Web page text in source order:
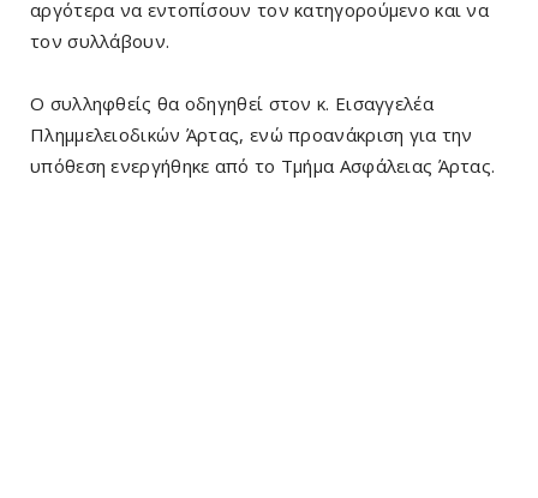
αργότερα να εντοπίσουν τον κατηγορούμενο και να
τον συλλάβουν.
Ο συλληφθείς θα οδηγηθεί στον κ. Εισαγγελέα
Πλημμελειοδικών Άρτας, ενώ προανάκριση για την
υπόθεση ενεργήθηκε από το Τμήμα Ασφάλειας Άρτας.